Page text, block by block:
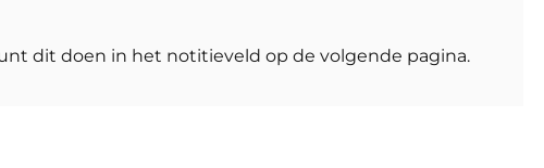
dit doen in het notitieveld op de volgende pagina.